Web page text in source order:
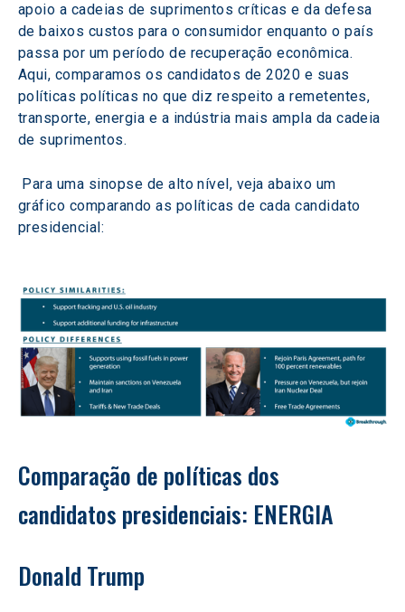
apoio a cadeias de suprimentos críticas e da defesa
de baixos custos para o consumidor enquanto o país
passa por um período de recuperação econômica.
Aqui, comparamos os candidatos de 2020 e suas
políticas políticas no que diz respeito a remetentes,
transporte, energia e a indústria mais ampla da cadeia
de suprimentos.
gráfico comparando as políticas de cada candidato
presidencial:
Comparação de políticas dos
candidatos presidenciais: ENERGIA
Donald Trump